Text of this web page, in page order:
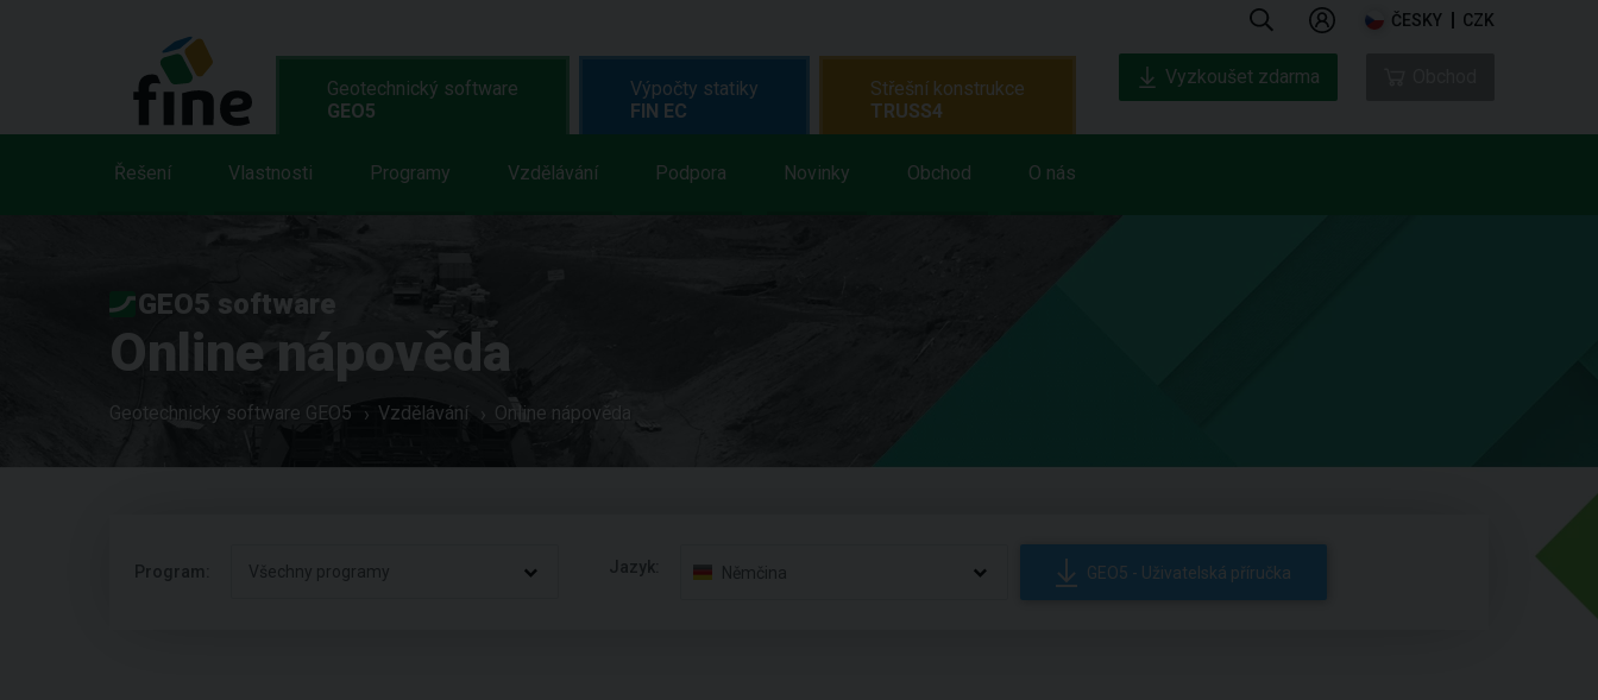
ČESKY CZK
Geotechnický software
GEO5
Řešení Vlastnosti Programy Vzdělávání Podpora Novinky Obchod O nás
Výpočty statiky
FIN EC
Střešní konstrukce
TRUSS4
Vyzkoušet zdarma
GEO5 software
Online nápověda
Geotechnický software GEO5 Vzdělávání Online nápověda
Program: Všechny programy Jazyk: Němčina GEO5 - Uživatelská příručka